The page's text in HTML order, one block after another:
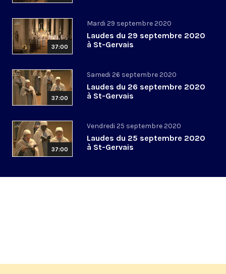
37:00
Mardi 29 septembre 2020
Laudes du 29 septembre 2020
à St-Gervais
37:00
Samedi 26 septembre 2020
Laudes du 26 septembre 2020
à St-Gervais
37:00
Vendredi 25 septembre 2020
Laudes du 25 septembre 2020
à St-Gervais